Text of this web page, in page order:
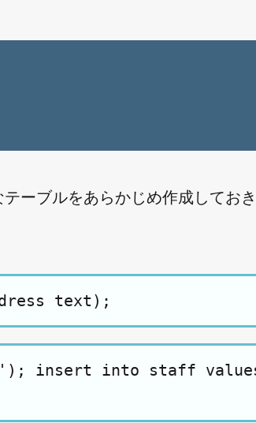
ーブルをあらかじめ作成してお
text);
insert into staff